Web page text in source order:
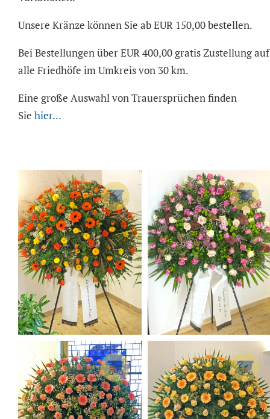
Unsere Kränze können Sie ab EUR 150,00 bestellen.
Bei Bestellungen über EUR 400,00 gratis Zustellung auf
alle Friedhöfe im Umkreis von 30 km.
Eine große Auswahl von Trauersprüchen finden
Sie hier…